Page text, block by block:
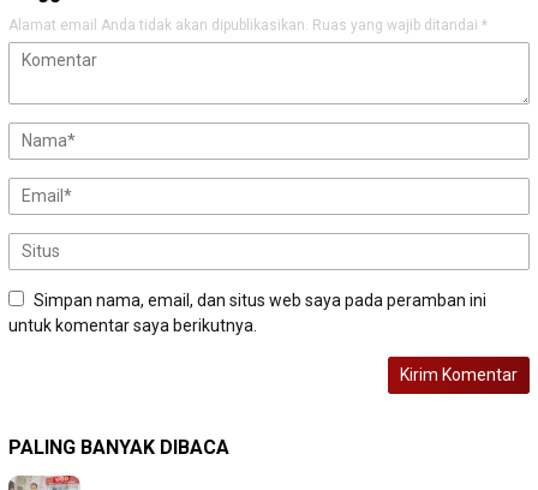
Alamat email Anda tidak akan dipublikasikan. Ruas yang wajib ditandai *
Simpan nama, email, dan situs web saya pada peramban ini
untuk komentar saya berikutnya.
PALING BANYAK DIBACA